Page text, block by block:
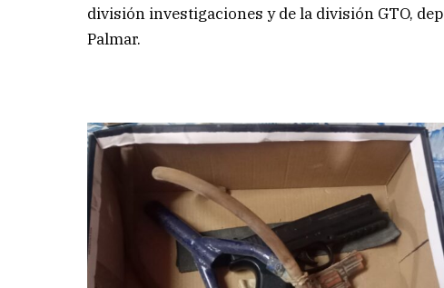
división investigaciones y de la división GTO,
Palmar.